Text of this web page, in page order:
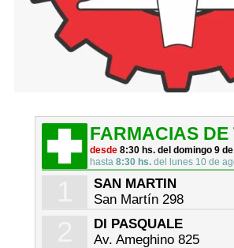
FARMACIAS DE
desde8:30 hs. del domingo 9
hasta8:30 hs. del lunes 10 de
SAN MARTIN
San Martín 298
DI PASQUALE
Av. Ameghino 825